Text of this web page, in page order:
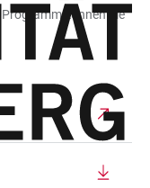
können Sie